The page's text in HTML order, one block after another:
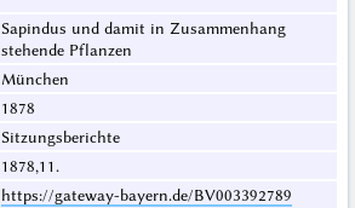
Sapindus und damit in Zusammenhang
stehende Pflanzen
München
1878
Sitzungsberichte
1878,11.
https://gateway-bayern.de/BV003392789